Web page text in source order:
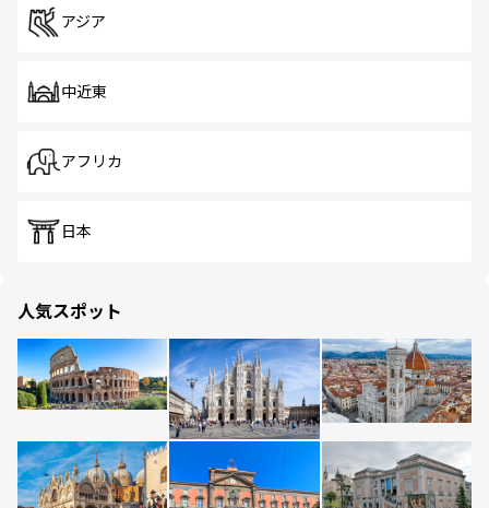
アジア
中近東
アフリカ
日本
人気スポット